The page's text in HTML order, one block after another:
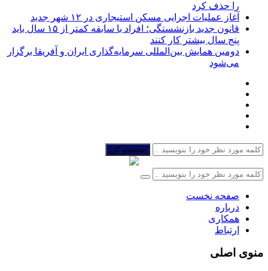
را حذف کرد
آغاز عملیات اجرایی مسکن استیجاری در ۱۲ شهر جدید
قانون جدید بازنشستگی؛ افراد با سابقه کمتر از ۱۵ سال باید
پنج سال بیشتر کار کنند
دومین همایش بین‌المللی سرمایه‌گذاری ایران و آفریقا برگزار
می‌شود
جستجو کن
صفحه نخست
درباره
همکاری
ارتباط
منوی اصلی